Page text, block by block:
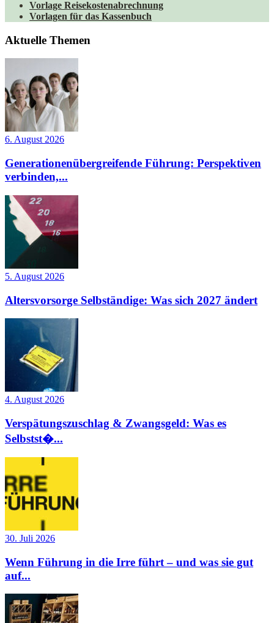
Vorlage Reisekostenabrechnung
Vorlagen für das Kassenbuch
Aktuelle Themen
6. August 2026
Generationenübergreifende Führung: Perspektiven
verbinden,...
5. August 2026
Altersvorsorge Selbständige: Was sich 2027 ändert
4. August 2026
Verspätungszuschlag & Zwangsgeld: Was es
Selbstst�...
30. Juli 2026
Wenn Führung in die Irre führt – und was sie gut
auf...